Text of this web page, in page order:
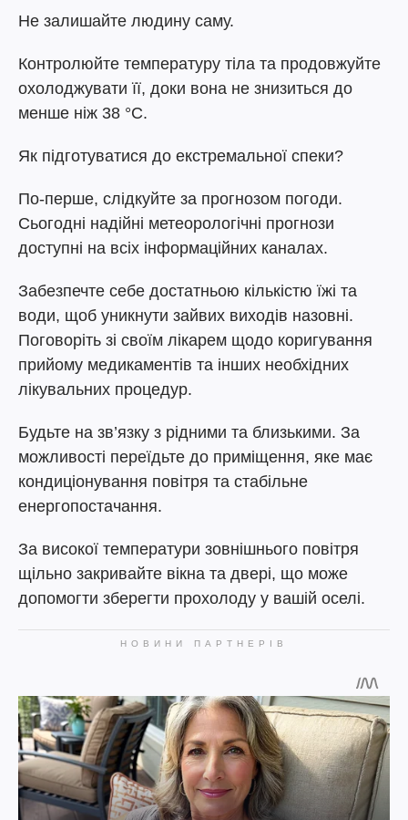
Не залишайте людину саму.
Контролюйте температуру тіла та продовжуйте
охолоджувати її, доки вона не знизиться до
менше ніж 38 °C.
Як підготуватися до екстремальної спеки?
По-перше, слідкуйте за прогнозом погоди.
Сьогодні надійні метеорологічні прогнози
доступні на всіх інформаційних каналах.
Забезпечте себе достатньою кількістю їжі та
води, щоб уникнути зайвих виходів назовні.
Поговоріть зі своїм лікарем щодо коригування
прийому медикаментів та інших необхідних
лікувальних процедур.
Будьте на зв’язку з рідними та близькими. За
можливості переїдьте до приміщення, яке має
кондиціонування повітря та стабільне
енергопостачання.
За високої температури зовнішнього повітря
щільно закривайте вікна та двері, що може
допомогти зберегти прохолоду у вашій оселі.